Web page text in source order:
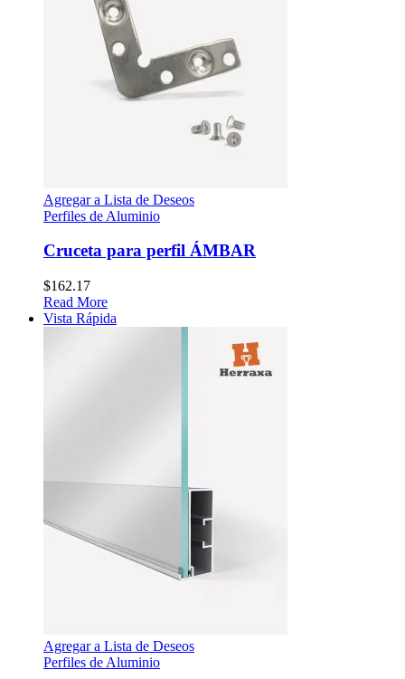
Agregar a Lista de Deseos
Perfiles de Aluminio
Cruceta para perfil ÁMBAR
$162.17
Read More
Vista Rápida
Agregar a Lista de Deseos
Perfiles de Aluminio